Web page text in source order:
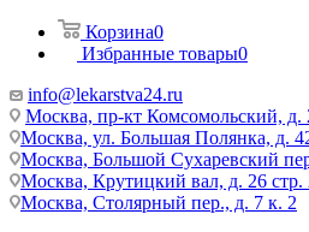
Корзина0
Избранные товары0
info@lekarstva24.ru
Москва, пр-кт Комсомольский, д.
Москва, ул. Большая Полянка, д.
Москва, Большой Сухаревский
Москва, Крутицкий вал, д. 26 стр.
Москва, Столярный пер., д. 7 к. 2